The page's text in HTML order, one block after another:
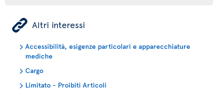
ÿ Altri interessi
Accessibilità, esigenze particolari e apparecchiature
mediche
Cargo
Limitato - Proibiti Articoli